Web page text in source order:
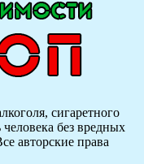
сигаретного
без вредных
авторские права